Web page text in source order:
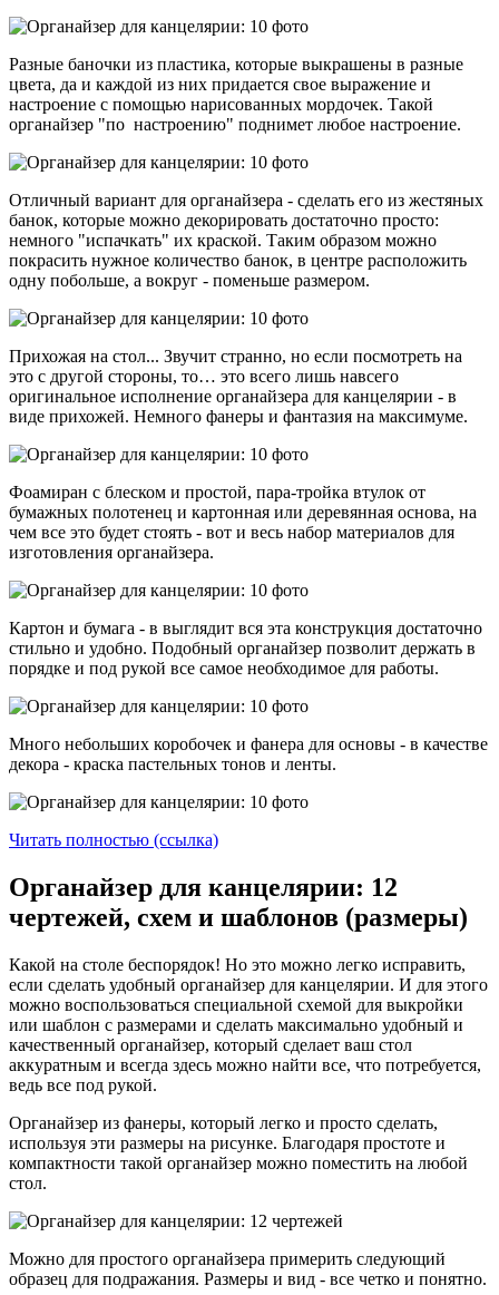
Разные баночки из пластика, которые выкрашены в разные
цвета, да и каждой из них придается свое выражение и
настроение с помощью нарисованных мордочек. Такой
органайзер "по настроению" поднимет любое настроение.
Отличный вариант для органайзера - сделать его из жестяных
банок, которые можно декорировать достаточно просто:
немного "испачкать" их краской. Таким образом можно
покрасить нужное количество банок, в центре расположить
одну побольше, а вокруг - поменьше размером.
Прихожая на стол... Звучит странно, но если посмотреть на
это с другой стороны, то… это всего лишь навсего
оригинальное исполнение органайзера для канцелярии - в
виде прихожей. Немного фанеры и фантазия на максимуме.
Фоамиран с блеском и простой, пара-тройка втулок от
бумажных полотенец и картонная или деревянная основа, на
чем все это будет стоять - вот и весь набор материалов для
изготовления органайзера.
Картон и бумага - в выглядит вся эта конструкция достаточно
стильно и удобно. Подобный органайзер позволит держать в
порядке и под рукой все самое необходимое для работы.
Много небольших коробочек и фанера для основы - в качестве
декора - краска пастельных тонов и ленты.
Читать полностью (ссылка)
Органайзер для канцелярии: 12
чертежей, схем и шаблонов (размеры)
Какой на столе беспорядок! Но это можно легко исправить,
если сделать удобный органайзер для канцелярии. И для этого
можно воспользоваться специальной схемой для выкройки
или шаблон с размерами и сделать максимально удобный и
качественный органайзер, который сделает ваш стол
аккуратным и всегда здесь можно найти все, что потребуется,
ведь все под рукой.
Органайзер из фанеры, который легко и просто сделать,
используя эти размеры на рисунке. Благодаря простоте и
компактности такой органайзер можно поместить на любой
стол.
Можно для простого органайзера примерить следующий
образец для подражания. Размеры и вид - все четко и понятно.